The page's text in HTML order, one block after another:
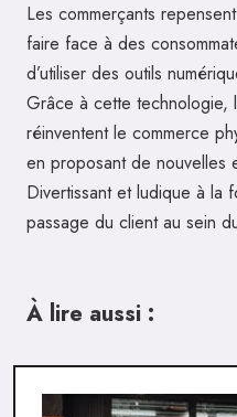
Les commerçants
faire face à des
d’utiliser des outils
Grâce à cette technologie,
réinventent le commerce
en proposant de nouvelles
Divertissant et ludique à la
passage du client au sein
À lire aussi :